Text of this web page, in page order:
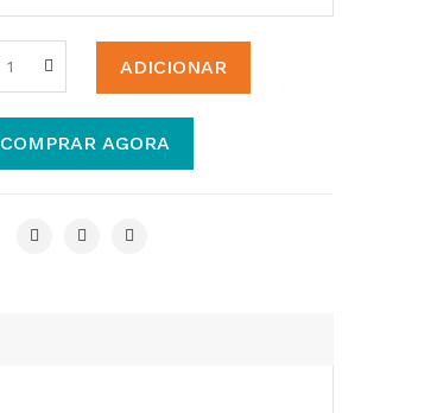
ADICIONAR
COMPRAR AGORA